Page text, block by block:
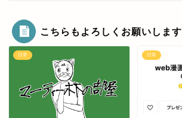
こちらもよろしくお願いします
日常 日常